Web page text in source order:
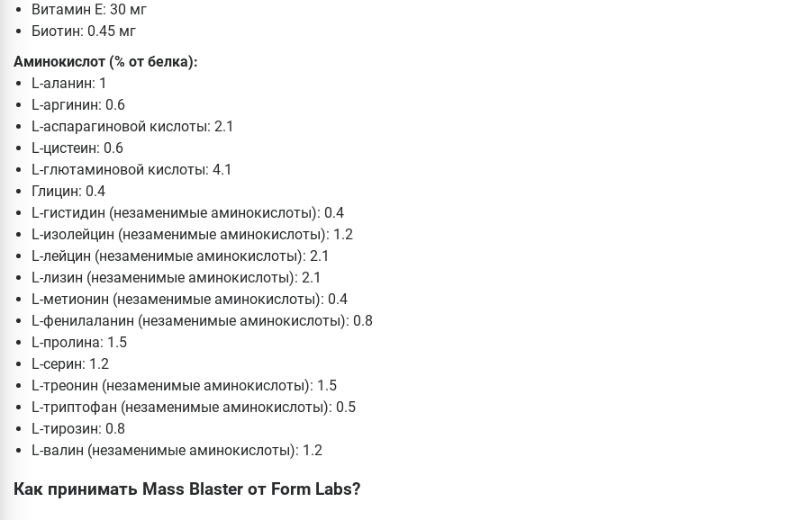
Витамин E: 30 мг
Биотин: 0.45 мг
Аминокислот (% от белка):
L-аланин: 1
L-аргинин: 0.6
L-аспарагиновой кислоты: 2.1
L-цистеин: 0.6
L-глютаминовой кислоты: 4.1
Глицин: 0.4
L-гистидин (незаменимые аминокислоты): 0.4
L-изолейцин (незаменимые аминокислоты): 1.2
L-лейцин (незаменимые аминокислоты): 2.1
L-лизин (незаменимые аминокислоты): 2.1
L-метионин (незаменимые аминокислоты): 0.4
L-фенилаланин (незаменимые аминокислоты): 0.8
L-пролина: 1.5
L-серин: 1.2
L-треонин (незаменимые аминокислоты): 1.5
L-триптофан (незаменимые аминокислоты): 0.5
L-тирозин: 0.8
L-валин (незаменимые аминокислоты): 1.2
Как принимать Mass Blaster от Form Labs?